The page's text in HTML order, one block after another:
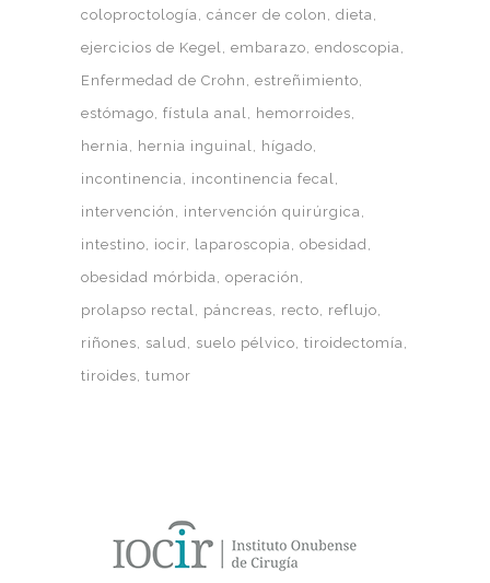
coloproctología cáncer de colon
dieta
ejercicios de Kegel embarazo endoscopia
Enfermedad de Crohn
estreñimiento
estómago fístula anal
hemorroides
hernia
hernia inguinal
hígado
incontinencia
incontinencia fecal
intervención
intervención quirúrgica
intestino
iocir laparoscopia obesidad
obesidad mórbida operación
prolapso rectal
páncreas recto
reflujo
riñones
salud suelo pélvico tiroidectomía
tiroides tumor